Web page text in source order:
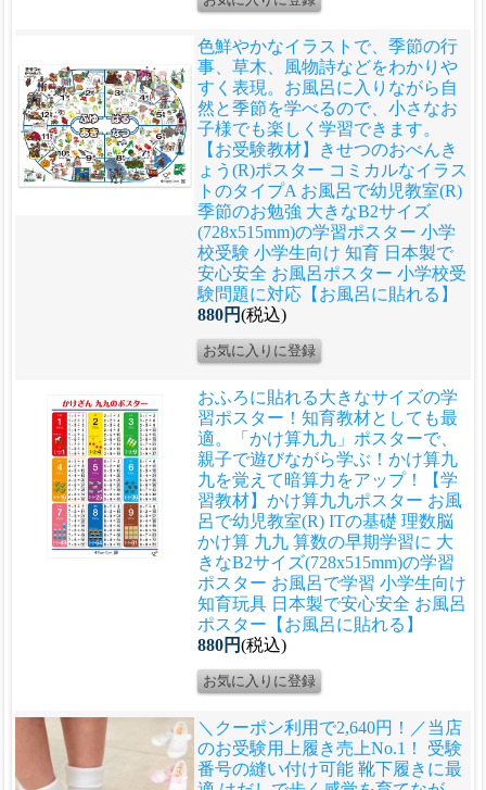
色鮮やかなイラストで、季節の行
事、草木、風物詩などをわかりや
すく表現。お風呂に入りながら自
然と季節を学べるので、小さなお
子様でも楽しく学習できます。
【お受験教材】きせつのおべんき
ょう(R)ポスター コミカルなイラス
トのタイプA お風呂で幼児教室(R)
季節のお勉強 大きなB2サイズ
(728x515mm)の学習ポスター 小学
校受験 小学生向け 知育 日本製で
安心安全 お風呂ポスター 小学校受
験問題に対応【お風呂に貼れる】
880円(税込)
おふろに貼れる大きなサイズの学
習ポスター！知育教材としても最
適。「かけ算九九」ポスターで、
親子で遊びながら学ぶ！かけ算九
九を覚えて暗算力をアップ！
【学
習教材】かけ算九九ポスター お風
呂で幼児教室(R) ITの基礎 理数脳
かけ算 九九 算数の早期学習に 大
きなB2サイズ(728x515mm)の学習
ポスター お風呂で学習 小学生向け
知育玩具 日本製で安心安全 お風呂
ポスター【お風呂に貼れる】
880円(税込)
＼クーポン利用で2,640円！／当店
のお受験用上履き売上No.1！ 受験
番号の縫い付け可能 靴下履きに最